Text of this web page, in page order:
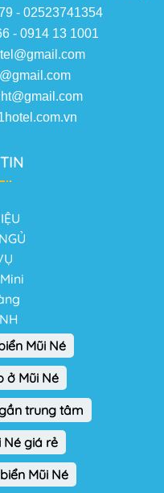
- 02523741354
13 1001
Mũi Né
ở Mũi Né
trung tâm
Né giá rẻ
Mũi Né